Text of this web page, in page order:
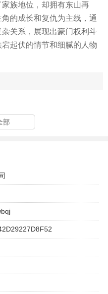
族地位，却拥有东山再
的成长和复仇为主线，通
关系，展现出豪门权利斗
起伏的情节和细腻的人物
融合在一起，呈现出鲜明
部